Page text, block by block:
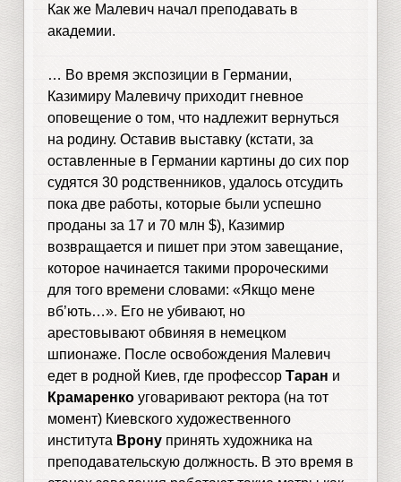
Как же Малевич начал преподавать в
академии.
… Во время экспозиции в Германии,
Казимиру Малевичу приходит гневное
оповещение о том, что надлежит вернуться
на родину. Оставив выставку (кстати, за
оставленные в Германии картины до сих пор
судятся 30 родственников, удалось отсудить
пока две работы, которые были успешно
проданы за 17 и 70 млн $), Казимир
возвращается и пишет при этом завещание,
которое начинается такими пророческими
для того времени словами: «Якщо мене
вб’ють…». Его не убивают, но
арестовывают обвиняя в немецком
шпионаже. После освобождения Малевич
едет в родной Киев, где профессор Таран и
Крамаренкоуговаривают ректора (на тот
момент) Киевского художественного
института Вронупринять художника на
преподавательскую должность. В это время в